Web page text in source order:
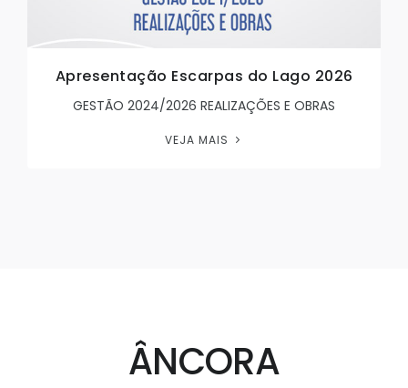
Apresentação Escarpas do Lago 2026
GESTÃO 2024/2026 REALIZAÇÕES E OBRAS
VEJA MAIS
ÂNCORA